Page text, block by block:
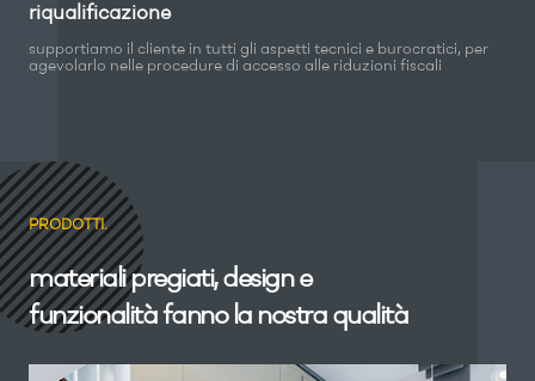
riqualificazione
supportiamo il cliente in tutti gli aspetti tecnici e burocratici, per
agevolarlo nelle procedure di accesso alle riduzioni fiscali
PRODOTTI.
materiali pregiati, design e
funzionalità fanno la nostra qualità